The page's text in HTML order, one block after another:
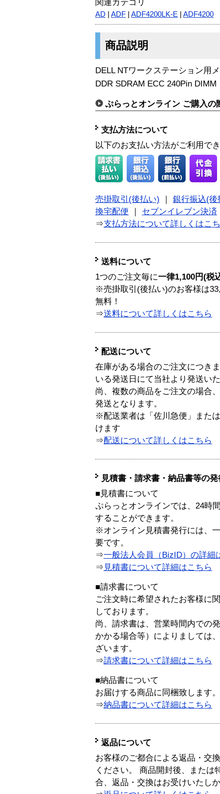
関連カテゴリ
AD ADF ADF4200LK-E ADF4200
商品説明
DELL NTワークステーション用
DDR SDRAM ECC 240Pin DIMM
ぷらっとオンライン ご購入の
支払方法について
以下のお支払い方法がご利用で
売掛取引(後払い)
銀行振込(後
換宅配便
セブンイレブン決済
⇒支払方法について詳しくはこ
送料について
1つのご注文毎に一律1,100円(税
※売掛取引(後払い)のお客様は
無料！
⇒送料について詳しくはこちら
配送について
在庫がある場合のご注文につき
いる発送日にて当社より発送い
尚、複数の商品をご注文の場合
発送となります。
※配送業者は「佐川急便」また
けます
⇒配送について詳しくはこちら
見積書・請求書・納品書等の
■見積書について
ぷらっとオンラインでは、24時
することができます。
※オンライン見積書発行には、
要です。
⇒一般法人会員（BizID）の詳細
⇒ 見積書について詳細はこちら
■請求書について
ご注文時に希望されたお客様に
しております。
尚、請求書は、営業時間内での
かかる場合等）によりましては
ざいます。
⇒請求書について詳細はこちら
■納品書について
お届けする商品に同梱致します。
⇒納品書について詳細はこちら
返品について
お客様のご都合による返品・交
ください。 商品開封後、または
合、返品・交換はお受けいたし